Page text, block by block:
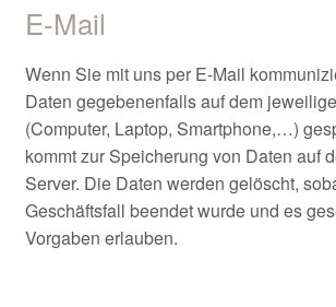
E-Mail
Wenn Sie mit uns per E-Mail
Daten gegebenenfalls auf dem
(Computer, Laptop, Smartphone,…)
kommt zur Speicherung von Daten auf
Server. Die Daten werden gelöscht,
Geschäftsfall beendet wurde und es
Vorgaben erlauben.